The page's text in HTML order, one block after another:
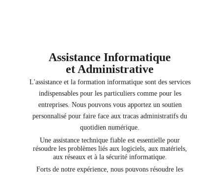
Assistance Informatique
et Administrative
L'assistance et la formation informatique sont des services
indispensables pour les particuliers comme pour les
entreprises. Nous pouvons vous apportez un soutien
personnalisé pour faire face aux tracas administratifs du
quotidien numérique.
Une assistance technique fiable est essentielle pour
résoudre les problèmes liés aux logiciels, aux matériels,
aux réseaux et à la sécurité informatique.
Forts de notre expérience, nous pouvons résoudre les